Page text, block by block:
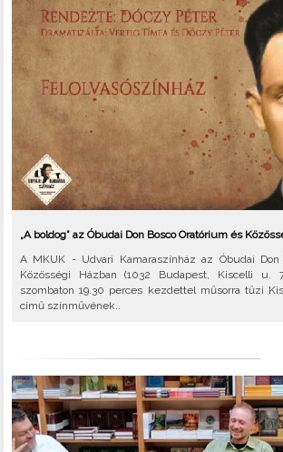
„A boldog” az Óbudai Don Bosco Oratórium és
A MKUK - Udvari Kamaraszínház az Óbudai Don
Közösségi Házban (1032 Budapest, Kiscelli u.
szombaton 19.30 perces kezdettel műsorra tűzi
című színművének..